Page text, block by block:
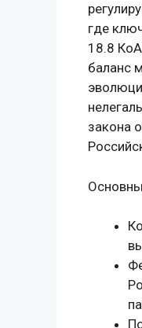
где
18.8
баланс
закона